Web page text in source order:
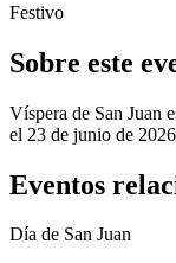
Festivo
Sobre este
Víspera de San Juan
el 23 de junio de
Eventos
Día de San Juan